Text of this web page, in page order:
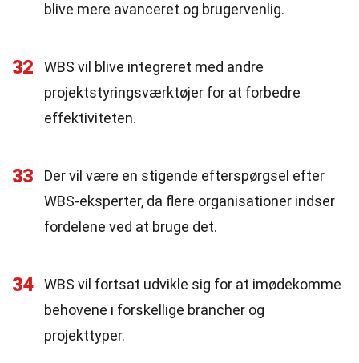
blive mere avanceret og brugervenlig.
32
WBS vil blive integreret med andre
projektstyringsværktøjer for at forbedre
effektiviteten.
33
Der vil være en stigende efterspørgsel efter
WBS-eksperter, da flere organisationer indser
fordelene ved at bruge det.
34
WBS vil fortsat udvikle sig for at imødekomme
behovene i forskellige brancher og
projekttyper.